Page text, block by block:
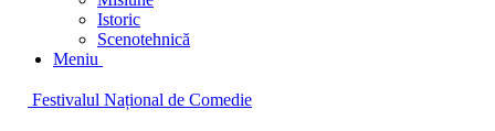
Istoric
Scenotehnică
Meniu
Festivalul Național de Comedie